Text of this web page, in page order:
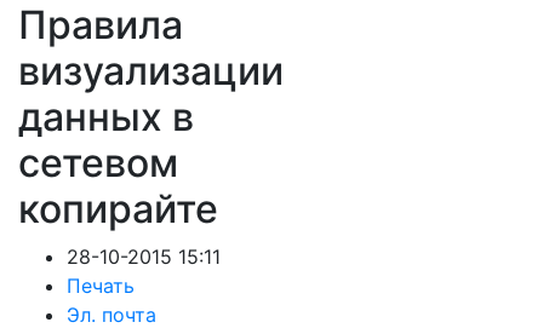
Правила
визуализации
данных в
сетевом
копирайте
28-10-2015 15:11
Печать
Эл. почта